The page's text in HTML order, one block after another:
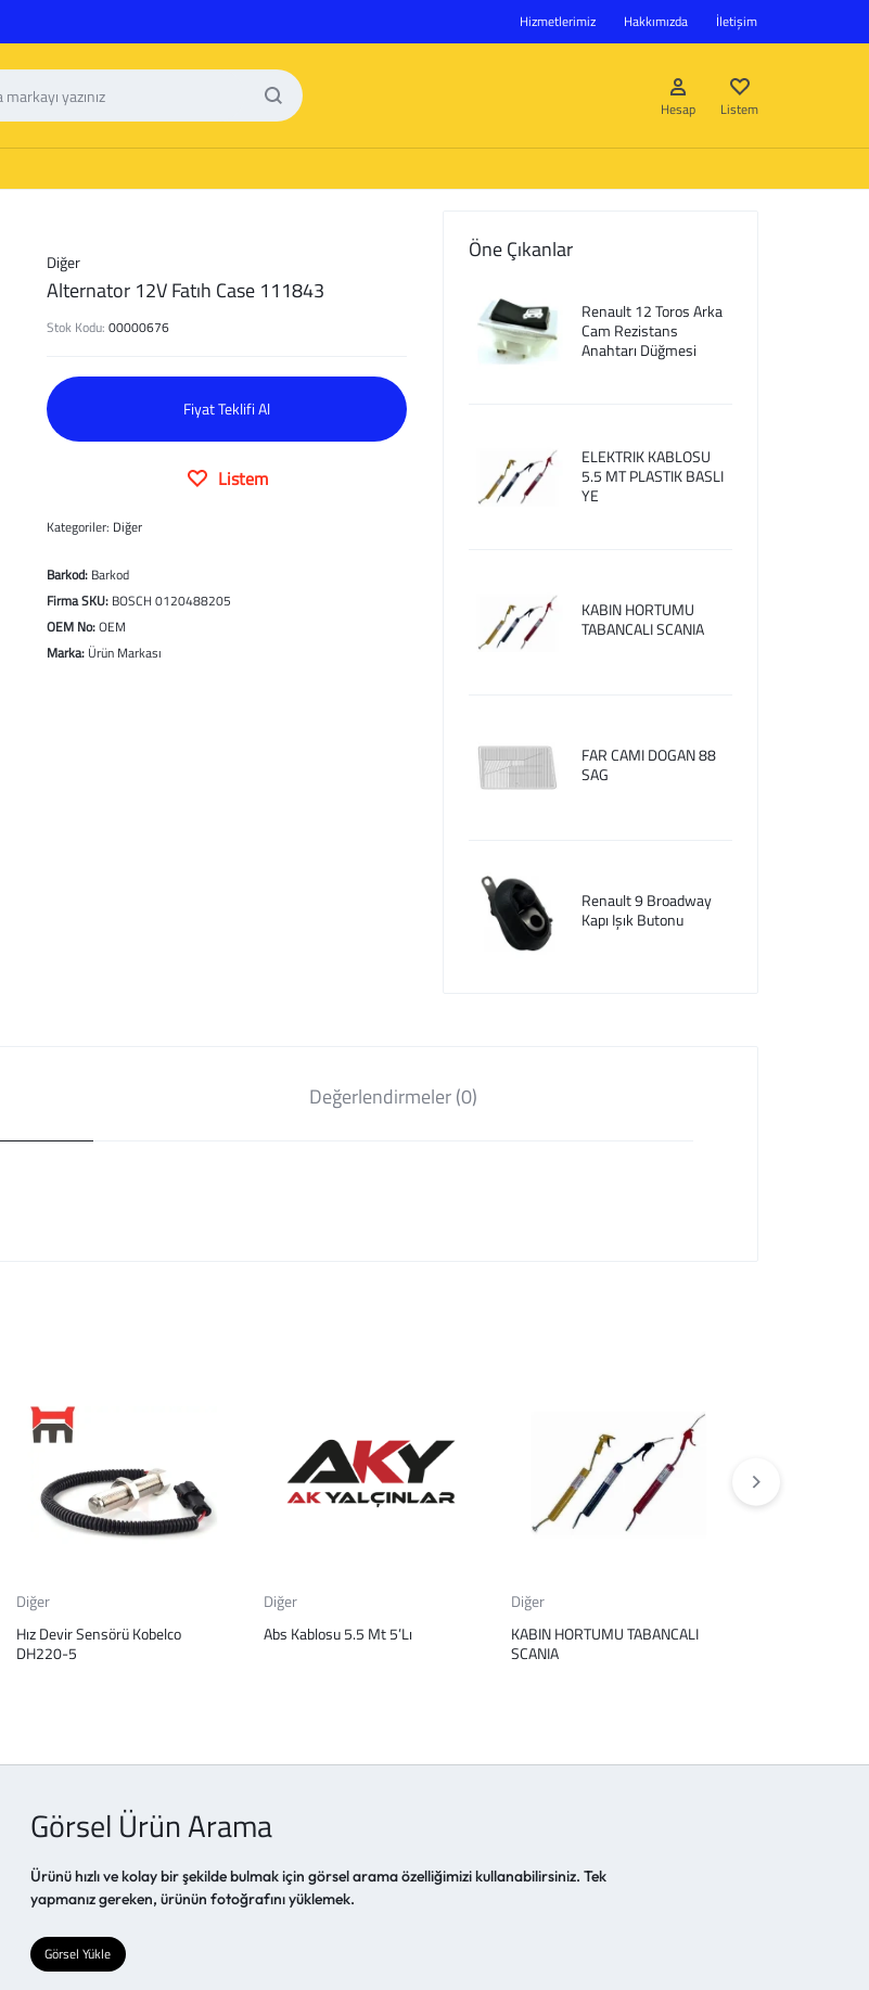
Hizmetlerimiz Hakkımızda İletişim
Hesap
Hesap oluştur
Listem
Listem
Diğer
Alternator 12V Fatıh Case 111843
Stok Kodu:00000676
Fiyat Teklifi Al
Listem
Kategoriler: Diğer
Barkod: Barkod
Firma SKU: BOSCH 0120488205
OEM No:OEM
Marka: Ürün Markası
Öne Çıkanlar
Renault 12 Toros Arka
Cam Rezistans
Anahtarı Düğmesi
ELEKTRIK KABLOSU
5.5 MT PLASTIK BASLI
YE
KABIN HORTUMU
TABANCALI SCANIA
FAR CAMI DOGAN 88
SAG
Renault 9 Broadway
Kapı Işık Butonu
Değerlendirmeler (0)
Diğer
Hız Devir Sensörü Kobelco
DH220-5
Diğer
Abs Kablosu 5.5 Mt 5’Lı
Diğer
KABIN HORTUMU TABANCALI
SCANIA
Görsel Ürün Arama
Ürünü hızlı ve kolay bir şekilde bulmak için görsel arama özelliğimizi kullanabilirsiniz. Tek
yapmanız gereken, ürünün fotoğrafını yüklemek.
Görsel Yükle